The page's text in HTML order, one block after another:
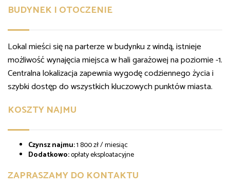
BUDYNEK I OTOCZENIE
Lokal mieści się na parterze w budynku z windą, istnieje
możliwość wynajęcia miejsca w hali garażowej na poziomie -1.
Centralna lokalizacja zapewnia wygodę codziennego życia i
szybki dostęp do wszystkich kluczowych punktów miasta.
KOSZTY NAJMU
Czynsz najmu:1 800 zł / miesiąc
Dodatkowo:opłaty eksploatacyjne
ZAPRASZAMY DO KONTAKTU